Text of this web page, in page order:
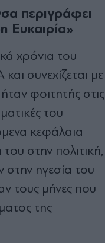
περιγράφει
Ευκαιρία»
χρόνια του
συνεχίζεται με
φοιτητής στις
του
κεφάλαια
στην πολιτική,
στην ηγεσία του
τους μήνες που
της